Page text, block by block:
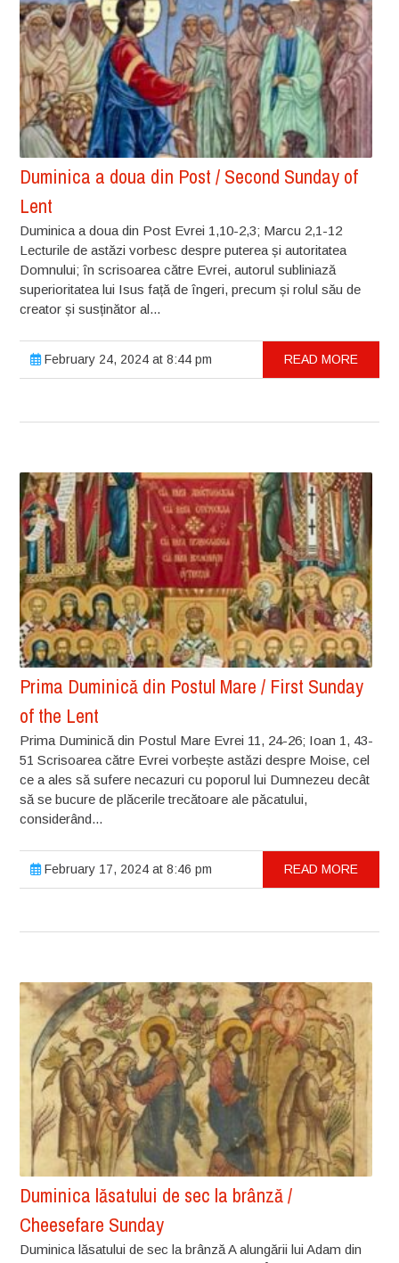
Duminica a doua din Post / Second Sunday of
Lent
Duminica a doua din Post Evrei 1,10-2,3; Marcu 2,1-12
Lecturile de astăzi vorbesc despre puterea și autoritatea
Domnului; în scrisoarea către Evrei, autorul subliniază
superioritatea lui Isus față de îngeri, precum și rolul său de
creator și susținător al...
February 24, 2024 at 8:44 pm READ MORE
Prima Duminică din Postul Mare / First Sunday
of the Lent
Prima Duminică din Postul Mare Evrei 11, 24-26; Ioan 1, 43-
51 Scrisoarea către Evrei vorbește astăzi despre Moise, cel
ce a ales să sufere necazuri cu poporul lui Dumnezeu decât
să se bucure de plăcerile trecătoare ale păcatului,
considerând...
February 17, 2024 at 8:46 pm READ MORE
Duminica lăsatului de sec la brânză /
Cheesefare Sunday
Duminica lăsatului de sec la brânză A alungării lui Adam din